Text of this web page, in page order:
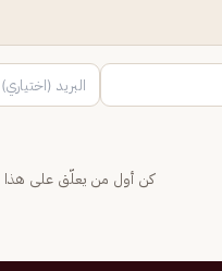
كن أول من يعلّق على هذا